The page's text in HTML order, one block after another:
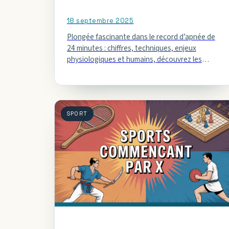
18 septembre 2025
Plongée fascinante dans le record d’apnée de
24 minutes : chiffres, techniques, enjeux
physiologiques et humains, découvrez les
SPORT